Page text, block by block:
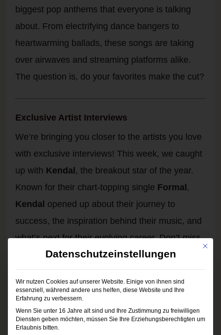
biggest pop anthems that everyone is talking
about. From electrifying dance bangers to
heartwarming ballads, these songs are taking
over airwaves and streaming platforms alike.
The question is, do your favorites make the cut?
Exclusive Artist Interviews
We’re bringing you closer to the artists you love
with exclusive interviews! This week, we caught
up with Kendal , the breakout star of the year.
Known for their chart-topping single Formal ,
Kendal opened up about their journey to
success, the inspiration behind their music, and
what’s next for their evolving career. Don’t miss
out on hearing the stories behind the songs that
define our playlists.
Behind the Scenes: The Making of a Hit
Ever wonder what goes into crafting a pop
Mit
Datenschutzeinstellungen
Wir nutzen Cookies auf unserer Website. Einige von ihnen sind
essenziell, während andere uns helfen, diese Website und Ihre
Erfahrung zu verbessern.
Wenn Sie unter 16 Jahre alt sind und Ihre Zustimmung zu freiwilligen
Diensten geben möchten, müssen Sie Ihre Erziehungsberechtigten um
Erlaubnis bitten.